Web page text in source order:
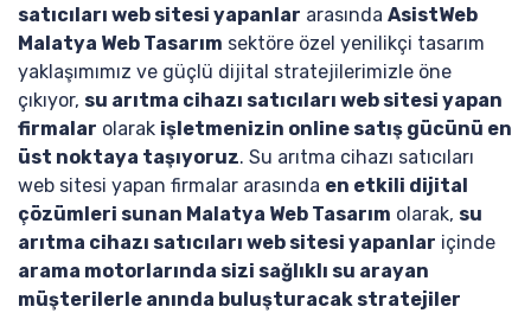
satıcıları web sitesi yapanlar arasında AsistWeb
Malatya Web Tasarım sektöre özel yenilikçi tasarım
yaklaşımımız ve güçlü dijital stratejilerimizle öne
çıkıyor, su arıtma cihazı satıcıları web sitesi yapan
firmalar olarak işletmenizin online satış gücünü en
üst noktaya taşıyoruz. Su arıtma cihazı satıcıları
web sitesi yapan firmalar arasında en etkili dijital
çözümleri sunan Malatya Web Tasarım olarak, su
arıtma cihazı satıcıları web sitesi yapanlar içinde
arama motorlarında sizi sağlıklı su arayan
müşterilerle anında buluşturacak stratejiler